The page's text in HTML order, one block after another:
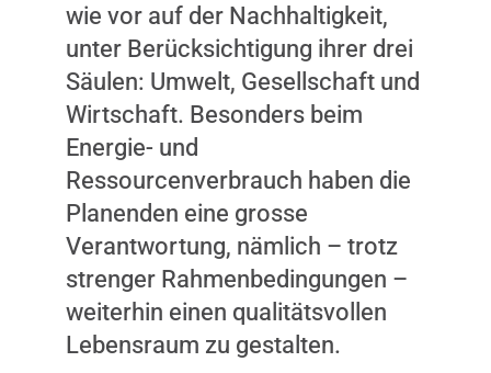
wie vor auf der Nachhaltigkeit,
unter Berücksichtigung ihrer drei
Säulen: Umwelt, Gesellschaft und
Wirtschaft. Besonders beim
Energie- und
Ressourcenverbrauch haben die
Planenden eine grosse
Verantwortung, nämlich – trotz
strenger Rahmenbedingungen –
weiterhin einen qualitätsvollen
Lebensraum zu gestalten.